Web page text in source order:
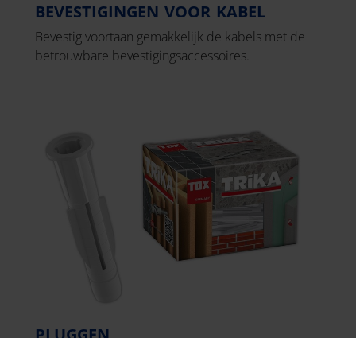
BEVESTIGINGEN VOOR KABEL
Bevestig voortaan gemakkelijk de kabels met de
betrouwbare bevestigingsaccessoires.